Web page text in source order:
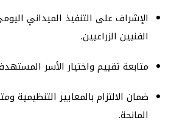
الإشراف على التنفيذ الميداني
الفنيين الزراعيين.
متابعة تقييم واختيار الأسر
ضمان الالتزام بالمعايير التنظيمية
المانحة.